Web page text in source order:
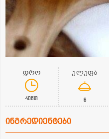
დრო
40წთ
ულუფა
6
ინგრედიენტები